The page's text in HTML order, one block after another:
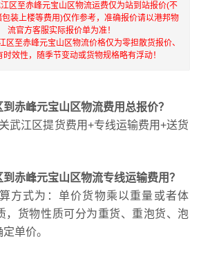
区至赤峰元宝山区物流运费仅为站到站报价(不
装上楼等费用)仅作参考，准确报价请以港邦物
流官方客服实际报价单为准！
区至赤峰元宝山区物流价格仅为零担散货报价、
时效性，随季节变动或货物规格略有浮动！
赤峰元宝山区物流费用总报价？
武江区提货费用+专线运输费用+送货
赤峰元宝山区物流专线运输费用？
方式为：单价货物乘以重量或者体
，货物性质可分为重货、重泡货、泡
单价。